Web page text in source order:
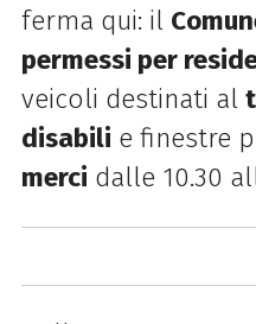
ferma qui: il
permessi per
veicoli destinati al
disabili e finestre
merci dalle 10.30